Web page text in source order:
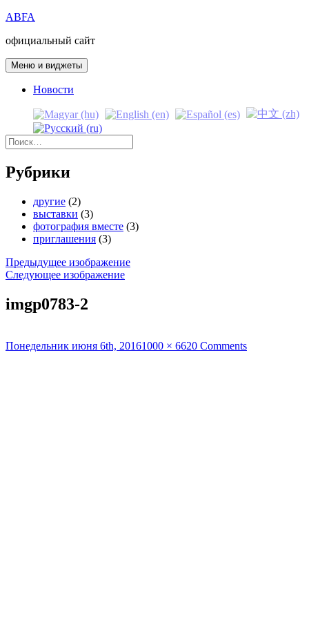
Перейти
содержимому
ABFA
официальный сайт
Меню и виджеты
Новости
Найти:
Рубрики
другие (2)
выставки (3)
фотография вместе (3)
приглашения (3)
Предыдущее изображение
Следующее изображение
imgp0783-2
Опубликовано
Понедельник июня 6th, 2016Полный
1000 × 6620 Comments